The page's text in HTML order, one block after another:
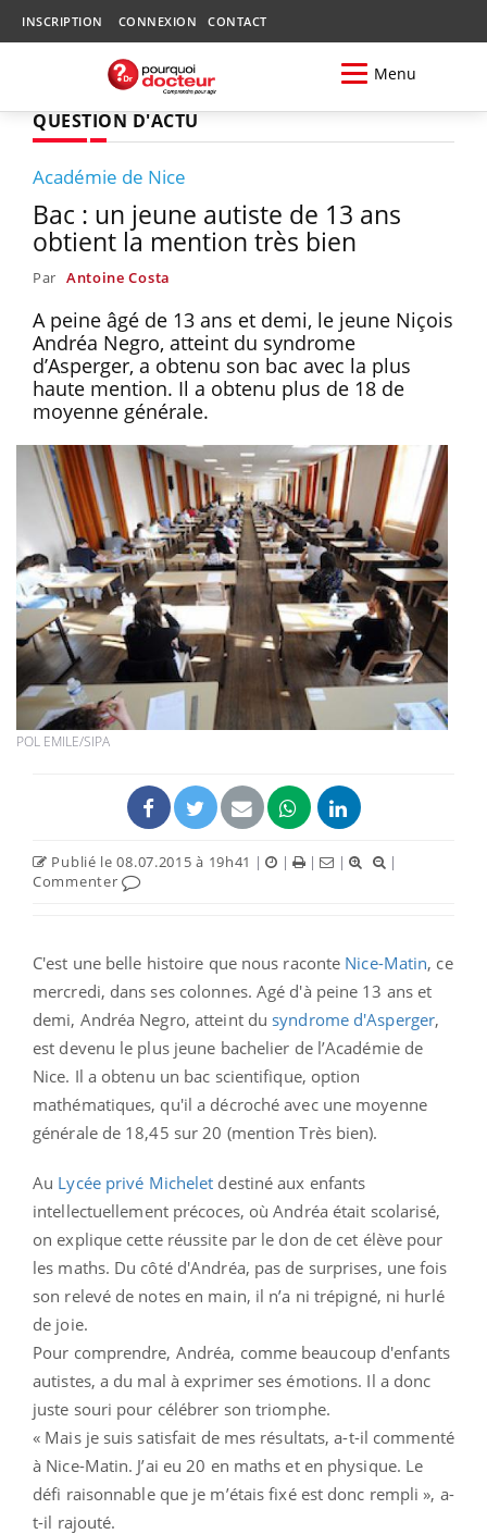
INSCRIPTION CONNEXION CONTACT
Menu
QUESTION D'ACTU
Académie de Nice
Bac : un jeune autiste de 13 ans
obtient la mention très bien
Par Antoine Costa
A peine âgé de 13 ans et demi, le jeune Niçois
Andréa Negro, atteint du syndrome
d’Asperger, a obtenu son bac avec la plus
haute mention. Il a obtenu plus de 18 de
moyenne générale.
POL EMILE/SIPA
Publié le 08.07.2015 à 19h41 | | | |
|
Commenter
C'est une belle histoire que nous raconte Nice-Matin, ce
mercredi, dans ses colonnes. Agé d'à peine 13 ans et
demi, Andréa Negro, atteint du syndrome d'Asperger,
est devenu le plus jeune bachelier de l’Académie de
Nice. Il a obtenu un bac scientifique, option
mathématiques, qu'il a décroché avec une moyenne
générale de 18,45 sur 20 (mention Très bien).
Au Lycée privé Michelet destiné aux enfants
intellectuellement précoces, où Andréa était scolarisé,
on explique cette réussite par le don de cet élève pour
les maths. Du côté d'Andréa, pas de surprises, une fois
son relevé de notes en main, il n’a ni trépigné, ni hurlé
de joie.
Pour comprendre, Andréa, comme beaucoup d'enfants
autistes, a du mal à exprimer ses émotions. Il a donc
juste souri pour célébrer son triomphe.
« Mais je suis satisfait de mes résultats, a-t-il commenté
à Nice-Matin. J’ai eu 20 en maths et en physique. Le
défi raisonnable que je m’étais fixé est donc rempli », a-
t-il rajouté.